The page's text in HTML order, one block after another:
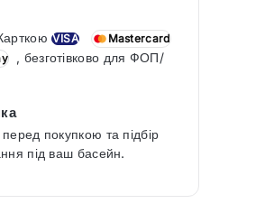
VISA
Mastercard
, безготівково для ФОП/
перед покупкою та підбір
під ваш басейн.